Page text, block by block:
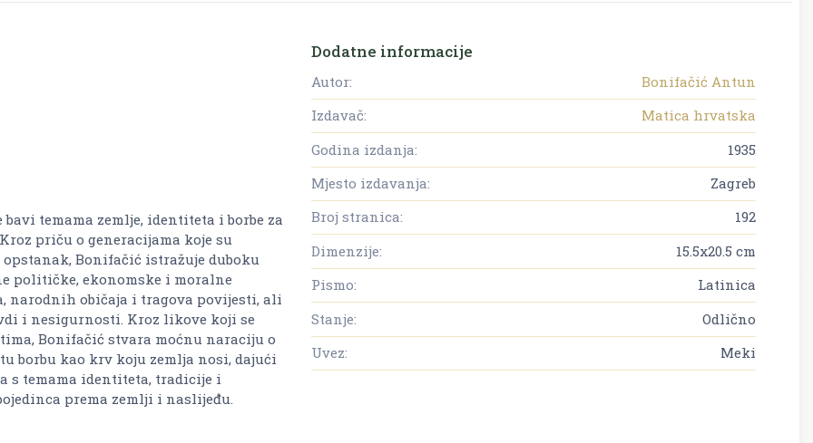
temama zemlje, identiteta i borbe za
priču o generacijama koje su
Bonifačić istražuje duboku
političke, ekonomske i moralne
narodnih običaja i tragova povijesti, ali
i nesigurnosti. Kroz likove koji se
Bonifačić stvara moćnu naraciju o
borbu kao krv koju zemlja nosi, dajući
s temama identiteta, tradicije i
prema zemlji i naslijeđu.
Dodatne informacije
Autor:
Bonifačić Antun
Izdavač:
Matica hrvatska
Godina izdanja:
1935
Mjesto izdavanja:
Zagreb
Broj stranica:
192
Dimenzije:
15.5x20.5 cm
Pismo:
Latinica
Stanje:
Odlično
Uvez:
Meki